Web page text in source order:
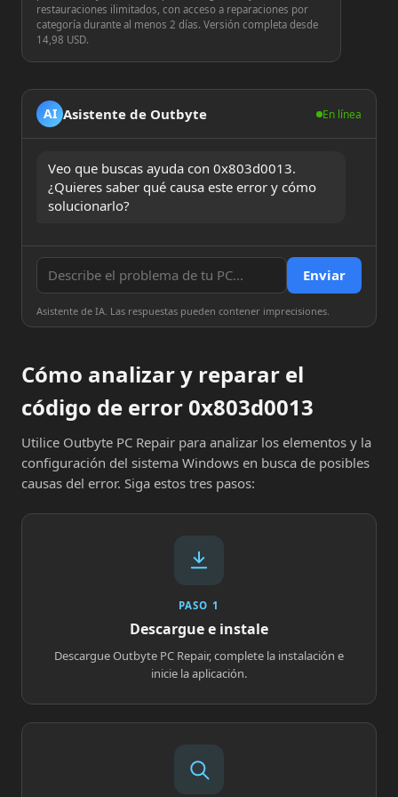
restauraciones ilimitados, con acceso a reparaciones por
categoría durante al menos 2 días. Versión completa desde
14,98 USD.
AI Asistente de Outbyte En línea
Veo que buscas ayuda con 0x803d0013.
¿Quieres saber qué causa este error y cómo
solucionarlo?
Enviar
Asistente de IA. Las respuestas pueden contener imprecisiones.
Cómo analizar y reparar el
código de error 0x803d0013
Utilice Outbyte PC Repair para analizar los elementos y la
configuración del sistema Windows en busca de posibles
causas del error. Siga estos tres pasos:
PASO 1
Descargue e instale
Descargue Outbyte PC Repair, complete la instalación e
inicie la aplicación.